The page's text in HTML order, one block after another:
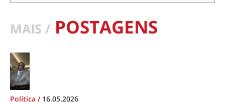
MAIS / POSTAGENS
Política / 16.05.2026